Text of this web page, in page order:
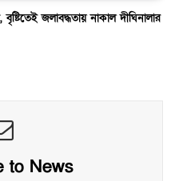
জলাবদ্ধতায় নাকাল দীঘিনালার
to News